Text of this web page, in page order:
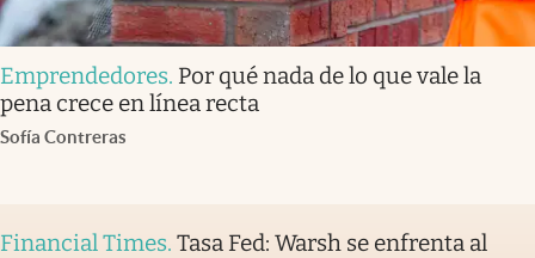
Emprendedores. Por qué nada de lo que vale la
pena crece en línea recta
Sofía Contreras
Financial Times. Tasa Fed: Warsh se enfrenta al